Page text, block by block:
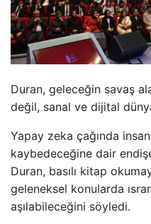
Duran, geleceğin savaş
değil, sanal ve dijital
Yapay zeka çağında
kaybedeceğine dair
Duran, basılı kitap
geleneksel konularda
aşılabileceğini söyledi.